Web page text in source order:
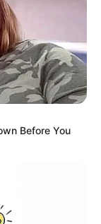
Before You